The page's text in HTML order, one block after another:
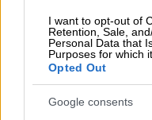
I want to opt-out of
Retention, Sale,
Personal Data that
Purposes for which
Opted Out
Google consents
εφαρμοστούν
εθελοντισμό και
«Ένα δημόσιο
καινοτομεί με